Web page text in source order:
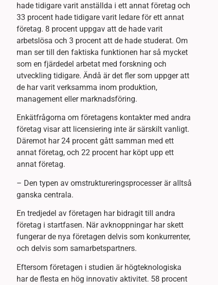
hade tidigare varit anställda i ett annat företag och
33 procent hade tidigare varit ledare för ett annat
företag. 8 procent uppgav att de hade varit
arbetslösa och 3 procent att de hade studerat. Om
man ser till den faktiska funktionen har så mycket
som en fjärdedel arbetat med forskning och
utveckling tidigare. Ändå är det fler som uppger att
de har varit verksamma inom produktion,
management eller marknadsföring.
Enkätfrågorna om företagens kontakter med andra
företag visar att licensiering inte är särskilt vanligt.
Däremot har 24 procent gått samman med ett
annat företag, och 22 procent har köpt upp ett
annat företag.
– Den typen av omstruktureringsprocesser är alltså
ganska centrala.
En tredjedel av företagen har bidragit till andra
företag i startfasen. När avknoppningar har skett
fungerar de nya företagen delvis som konkurrenter,
och delvis som samarbetspartners.
Eftersom företagen i studien är högteknologiska
har de flesta en hög innovativ aktivitet. 58 procent